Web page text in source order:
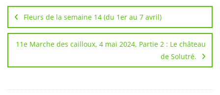
de
l’article
Fleurs de la semaine 14 (du 1er au 7 avril)
11e Marche des cailloux, 4 mai 2024, Partie 2 : Le château
de Solutré.